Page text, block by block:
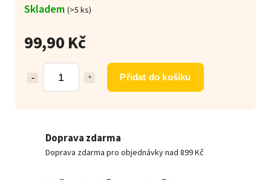
99,90 Kč
Přidat do košíku
Skladem (>5 ks)
Doprava zdarma
Doprava zdarma pro objednávky nad 899 Kč